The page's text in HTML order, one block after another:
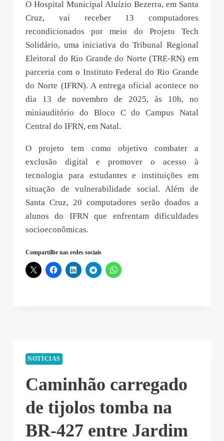
O Hospital Municipal Aluízio Bezerra, em Santa
Cruz, vai receber 13 computadores
recondicionados por meio do Projeto Tech
Solidário, uma iniciativa do Tribunal Regional
Eleitoral do Rio Grande do Norte (TRE-RN) em
parceria com o Instituto Federal do Rio Grande
do Norte (IFRN). A entrega oficial acontece no
dia 13 de novembro de 2025, às 10h, no
miniauditório do Bloco C do Campus Natal
Central do IFRN, em Natal.
O projeto tem como objetivo combater a
exclusão digital e promover o acesso à
tecnologia para estudantes e instituições em
situação de vulnerabilidade social. Além de
Santa Cruz, 20 computadores serão doados a
alunos do IFRN que enfrentam dificuldades
socioeconômicas.
Compartilhe nas redes sociais
NOTÍCIAS
Caminhão carregado
de tijolos tomba na
BR-427 entre Jardim